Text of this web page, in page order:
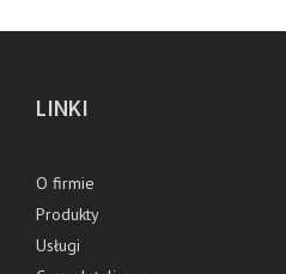
LINKI
O firmie
Produkty
Usługi